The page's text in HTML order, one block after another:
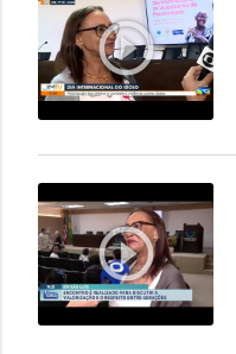
play_circle_outline
play_circle_outline